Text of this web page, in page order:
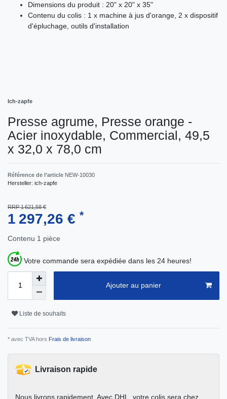
Dimensions du produit : 20" x 20" x 35"
Contenu du colis : 1 x machine à jus d'orange, 2 x dispositif
d'épluchage, outils d'installation
Ich-zapfe
Presse agrume, Presse orange -
Acier inoxydable, Commercial, 49,5
x 32,0 x 78,0 cm
Référence de l’article NEW-10030
Hersteller: ich-zapfe
RRP 1 621,58 €
1 297,26 € *
Contenu 1 pièce
Votre commande sera expédiée dans les 24 heures!
Ajouter au panier
Liste de souhaits
* avec TVA hors Frais de livraison
Livraison rapide
Nous livrons rapidement. Avec DHL, votre colis sera chez